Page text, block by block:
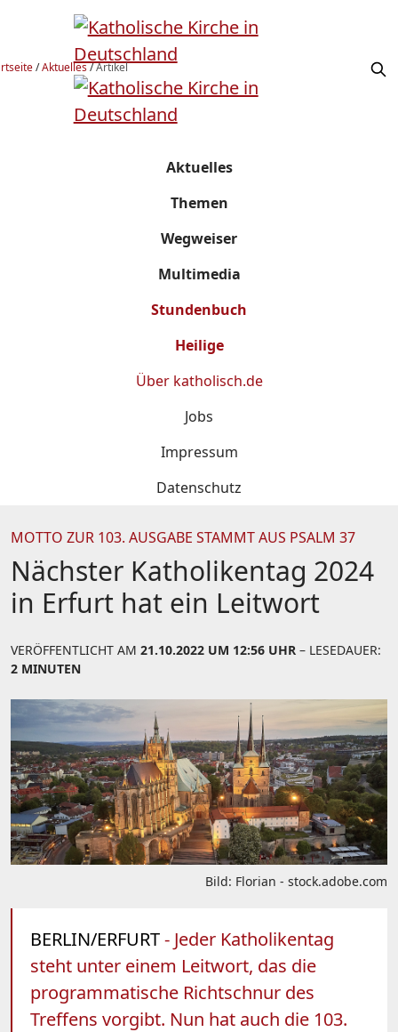
/Aktuelles/Artikel
Aktuelles
Themen
Wegweiser
Multimedia
Stundenbuch
Heilige
Über katholisch.de
Jobs
Impressum
Datenschutz
MOTTO ZUR 103. AUSGABE STAMMT AUS PSALM 37
Nächster Katholikentag 2024
in Erfurt hat ein Leitwort
VERÖFFENTLICHT AM 21.10.2022 UM 12:56 UHR – LESEDAUER:
2 MINUTEN
Bild: Florian - stock.adobe.com
BERLIN/ERFURT- Jeder Katholikentag
steht unter einem Leitwort, das die
programmatische Richtschnur des
Treffens vorgibt. Nun hat auch die 103.